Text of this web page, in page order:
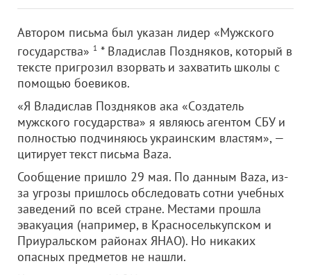
Автором письма был указан лидер «Мужского
государства» 1 * Владислав Поздняков, который в
тексте пригрозил взорвать и захватить школы с
помощью боевиков.
«Я Владислав Поздняков ака «Cоздатель
мужского государства» я являюсь агентом СБУ и
полностью подчиняюсь украинским властям», —
цитирует текст письма Baza.
Сообщение пришло 29 мая. По данным Baza, из-
за угрозы пришлось обследовать сотни учебных
заведений по всей стране. Местами прошла
эвакуация (например, в Красноселькупском и
Приуральском районах ЯНАО). Но никаких
опасных предметов не нашли.